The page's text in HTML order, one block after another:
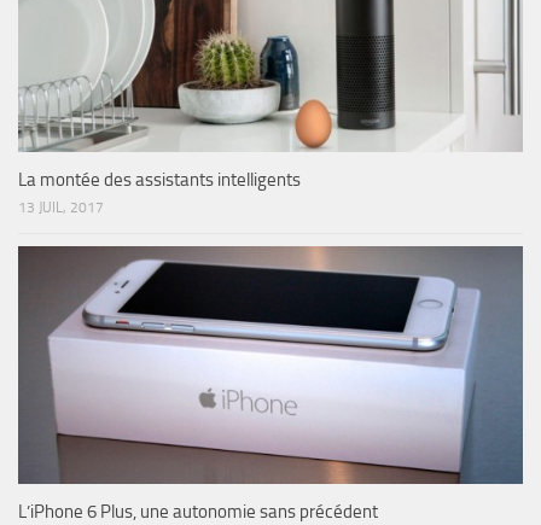
La montée des assistants intelligents
13 JUIL, 2017
L’iPhone 6 Plus, une autonomie sans précédent